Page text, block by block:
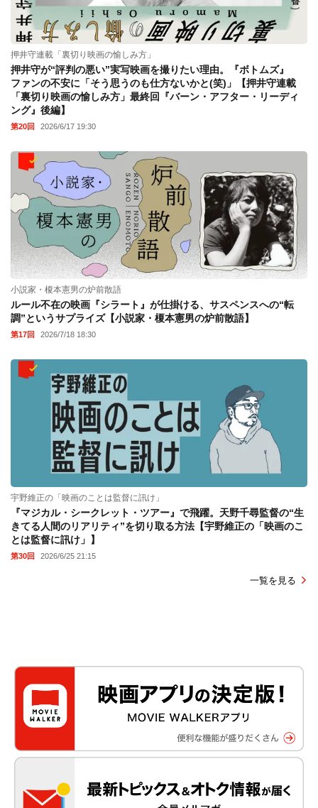
押井守連載「裏切り映画の愉しみ方」
押井守が“評判の悪い”実写映画を撮りたい理由。『ボトムズ』
ファンの不安に「そう思うのも仕方ないかと(笑)」【押井守連載
「裏切り映画の愉しみ方」最終回『バーン・アフター・リーディ
ング』後編】
第20回 2026/6/17 19:30
小説家・榎本憲男の炉前散語
ルール不在の映画『シラート』が仕掛ける、サスペンスへの“転
調”というサプライズ【小説家・榎本憲男の炉前散語】
第17回 2026/7/18 18:30
宇野維正の「映画のことは監督に訊け」
『マジカル・シークレット・ツアー』で飛躍。天野千尋監督の“生
きてる人間のリアリティ”を切り取る方法【宇野維正の「映画のこ
とは監督に訊け」】
第30回 2026/6/25 21:15
一覧を見る